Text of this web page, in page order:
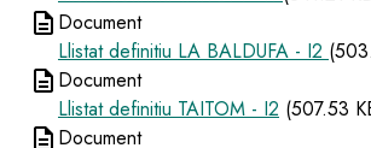
description Document
Llistat definitiu LA BALDUFA - I2
description Document
Llistat definitiu TAITOM - I2 (507.53
description Document